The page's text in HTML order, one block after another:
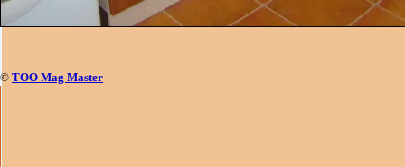
© ТОО Mag Master